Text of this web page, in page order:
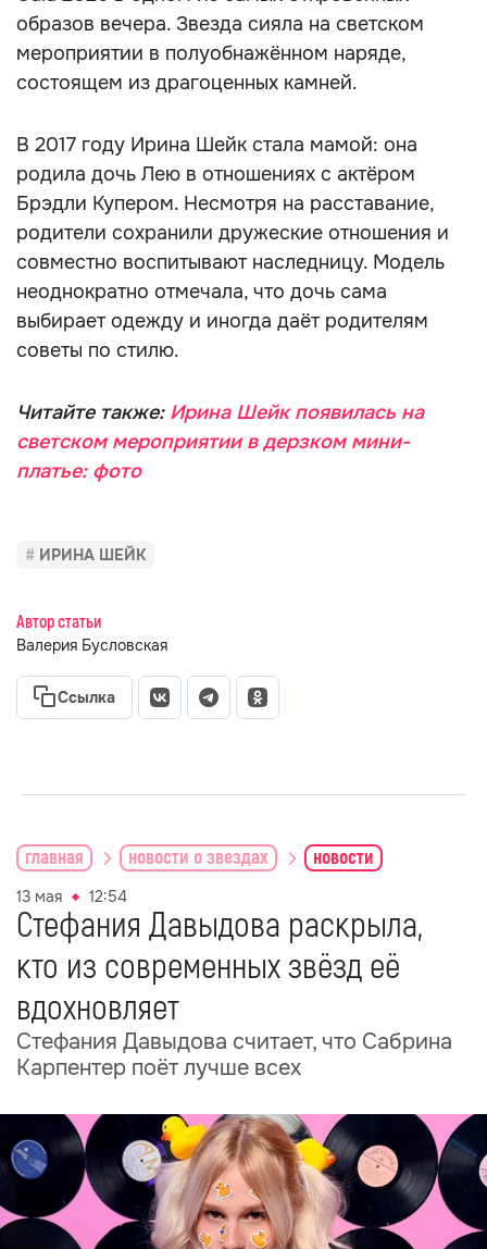
образов вечера. Звезда сияла на светском
мероприятии в полуобнажённом наряде,
состоящем из драгоценных камней.
В 2017 году Ирина Шейк стала мамой: она
родила дочь Лею в отношениях с актёром
Брэдли Купером. Несмотря на расставание,
родители сохранили дружеские отношения и
совместно воспитывают наследницу. Модель
неоднократно отмечала, что дочь сама
выбирает одежду и иногда даёт родителям
советы по стилю.
Читайте также: Ирина Шейк появилась на
светском мероприятии в дерзком мини-
платье: фото
ИРИНА ШЕЙК
Автор статьи
Валерия Бусловская
Ссылка
главная новости о звездах новости
13 мая 12:54
Стефания Давыдова раскрыла,
кто из современных звёзд её
вдохновляет
Стефания Давыдова считает, что Сабрина
Карпентер поёт лучше всех